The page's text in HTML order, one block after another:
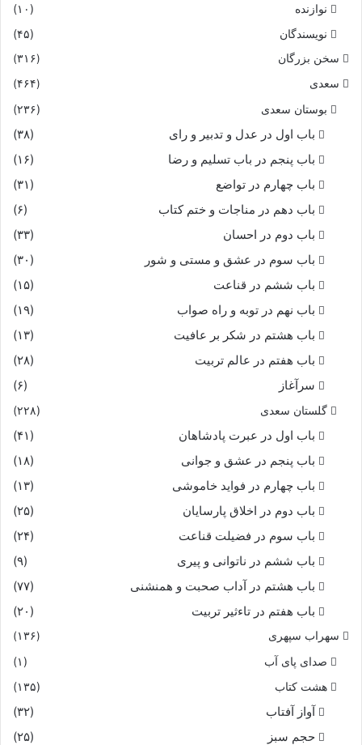
نوازنده
(۱۰)
نویسندگان
(۴۵)
سخن بزرگان
(۳۱۶)
سعدی
(۴۶۴)
بوستان سعدی (۲۳۶)
باب اول در عدل و تدبیر و رای
(۳۸)
باب پنجم در باب تسلیم و رضا
(۱۶)
باب چهارم در تواضع
(۳۱)
باب دهم در مناجات و ختم کتاب
(۶)
باب دوم در احسان
(۳۳)
باب سوم در عشق و مستی و شور
(۳۰)
باب ششم در قناعت
(۱۵)
باب نهم در توبه و راه صواب
(۱۹)
باب هشتم در شکر بر عافیت
(۱۳)
باب هفتم در عالم تربیت
(۲۸)
سرآغاز
(۶)
گلستان سعدی (۲۲۸)
باب اول در عبرت پادشاهان
(۴۱)
باب پنجم در عشق و جوانى
(۱۸)
باب چهارم در فواید خاموشى
(۱۳)
باب دوم در اخلاق پارسایان
(۲۵)
باب سوم در فضیلت قناعت
(۲۴)
باب ششم در ناتوانى و پیرى
(۹)
باب هشتم در آداب صحبت و همنشنى
(۷۷)
باب هفتم در تاءثیر تربیت
(۲۰)
سهراب سپهری (۱۳۶)
صدای پای آب
(۱)
هشت کتاب
(۱۳۵)
آواز آفتاب
(۳۲)
حجم سبز
(۲۵)